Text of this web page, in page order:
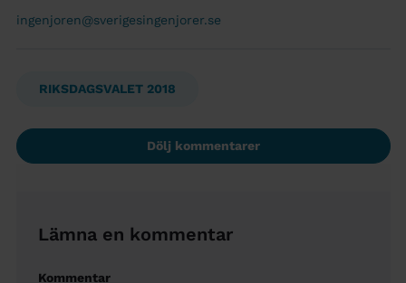
ingenjoren@sverigesingenjorer.se
RIKSDAGSVALET 2018
Dölj kommentarer
Lämna en kommentar
Kommentar